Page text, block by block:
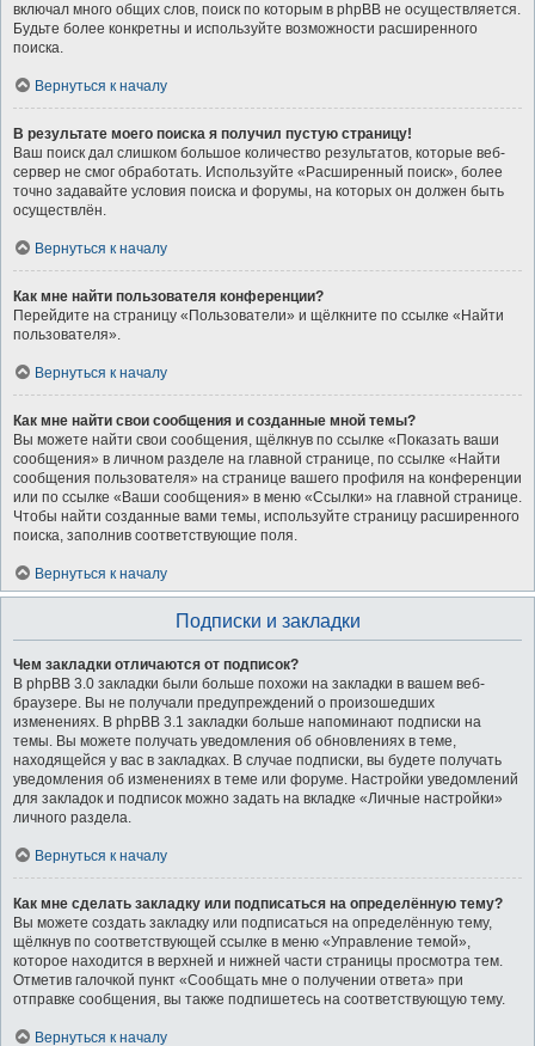
включал много общих слов, поиск по которым в phpBB не осуществляется.
Будьте более конкретны и используйте возможности расширенного
поиска.
Вернуться к началу
В результате моего поиска я получил пустую страницу!
Ваш поиск дал слишком большое количество результатов, которые веб-
сервер не смог обработать. Используйте «Расширенный поиск», более
точно задавайте условия поиска и форумы, на которых он должен быть
осуществлён.
Вернуться к началу
Как мне найти пользователя конференции?
Перейдите на страницу «Пользователи» и щёлкните по ссылке «Найти
пользователя».
Вернуться к началу
Как мне найти свои сообщения и созданные мной темы?
Вы можете найти свои сообщения, щёлкнув по ссылке «Показать ваши
сообщения» в личном разделе на главной странице, по ссылке «Найти
сообщения пользователя» на странице вашего профиля на конференции
или по ссылке «Ваши сообщения» в меню «Ссылки» на главной странице.
Чтобы найти созданные вами темы, используйте страницу расширенного
поиска, заполнив соответствующие поля.
Вернуться к началу
Подписки и закладки
Чем закладки отличаются от подписок?
В phpBB 3.0 закладки были больше похожи на закладки в вашем веб-
браузере. Вы не получали предупреждений о произошедших
изменениях. В phpBB 3.1 закладки больше напоминают подписки на
темы. Вы можете получать уведомления об обновлениях в теме,
находящейся у вас в закладках. В случае подписки, вы будете получать
уведомления об изменениях в теме или форуме. Настройки уведомлений
для закладок и подписок можно задать на вкладке «Личные настройки»
личного раздела.
Вернуться к началу
Как мне сделать закладку или подписаться на определённую тему?
Вы можете создать закладку или подписаться на определённую тему,
щёлкнув по соответствующей ссылке в меню «Управление темой»,
которое находится в верхней и нижней части страницы просмотра тем.
Отметив галочкой пункт «Сообщать мне о получении ответа» при
отправке сообщения, вы также подпишетесь на соответствующую тему.
Вернуться к началу